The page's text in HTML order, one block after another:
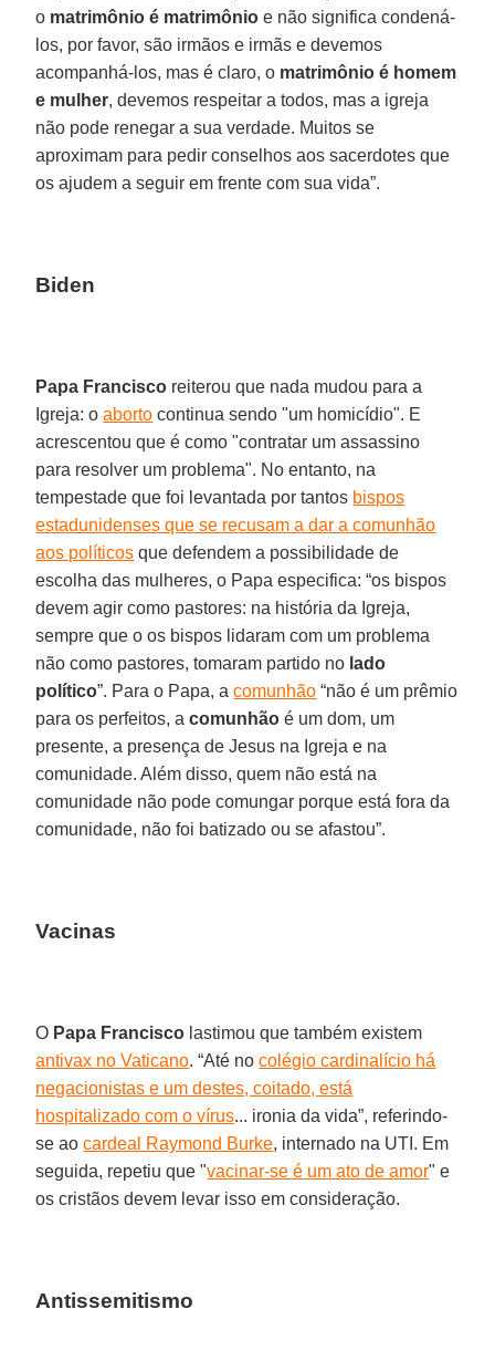
o matrimônio é matrimônio e não significa condená-
los, por favor, são irmãos e irmãs e devemos
acompanhá-los, mas é claro, o matrimônio é homem
e mulher, devemos respeitar a todos, mas a igreja
não pode renegar a sua verdade. Muitos se
aproximam para pedir conselhos aos sacerdotes que
os ajudem a seguir em frente com sua vida”.
Biden
Papa Francisco reiterou que nada mudou para a
Igreja: oaborto continua sendo "um homicídio". E
acrescentou que é como "contratar um assassino
para resolver um problema". No entanto, na
tempestade que foi levantada por tantos bispos
estadunidenses que se recusam a dar a comunhão
aos políticos que defendem a possibilidade de
escolha das mulheres, o Papa especifica: “os bispos
devem agir como pastores: na história da Igreja,
sempre que o os bispos lidaram com um problema
não como pastores, tomaram partido no lado
político”. Para o Papa, acomunhão “não é um prêmio
para os perfeitos, acomunhão é um dom, um
presente, a presença de Jesus na Igreja e na
comunidade. Além disso, quem não está na
comunidade não pode comungar porque está fora da
comunidade, não foi batizado ou se afastou”.
Vacinas
O Papa Francisco lastimou que também existem
antivax no Vaticano. “Até nocolégio cardinalício há
negacionistas e um destes, coitado, está
hospitalizado com o vírus... ironia da vida”, referindo-
se aocardeal Raymond Burke, internado na UTI. Em
seguida, repetiu que "vacinar-se é um ato de amor" e
os cristãos devem levar isso em consideração.
Antissemitismo